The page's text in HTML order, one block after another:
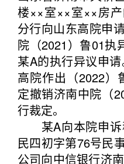
楼××室××室××房
分行向山东高院申
院（2021）鲁01执
某A的执行异议申
高院作出（2022）
定撤销济南中院（
行裁定。
某A向本院申诉
民四初字第76号民
公司向中信银行济